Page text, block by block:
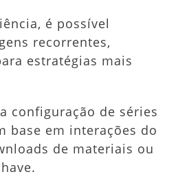
é possível
recorrentes,
estratégias mais
configuração de séries
base em interações do
de materiais ou